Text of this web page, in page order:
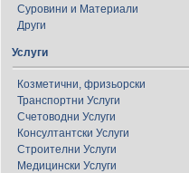
Суровини и Материали
Други
Услуги
Козметични, фризьорски
Транспортни Услуги
Счетоводни Услуги
Консултантски Услуги
Строителни Услуги
Медицински Услуги